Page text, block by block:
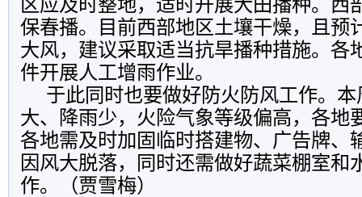
区应及时整地，适时开展大田播种。西
保春播。目前西部地区土壤干燥，且预
大风，建议采取适当抗旱播种措施。各
件开展人工增雨作业。
于此同时也要做好防火防风工作。
大、降雨少，火险气象等级偏高，各地
各地需及时加固临时搭建物、广告牌、
因风大脱落，同时还需做好蔬菜棚室和
作。（贾雪梅）